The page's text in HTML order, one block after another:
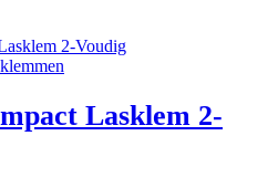
Lasklem 2-